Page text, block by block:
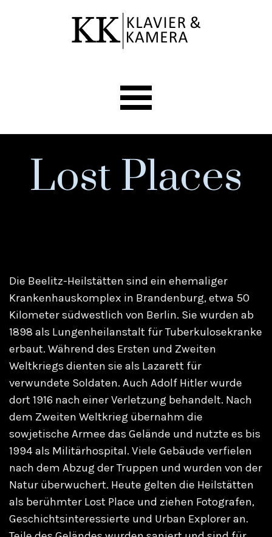
Menü überspringen
Lost Places
Die Beelitz-Heilstätten sind ein ehemaliger
Krankenhauskomplex in Brandenburg, etwa 50
Kilometer südwestlich von Berlin. Sie wurden ab
1898 als Lungenheilanstalt für Tuberkulosekranke
erbaut. Während des Ersten und Zweiten
Weltkriegs dienten sie als Lazarett für
verwundete Soldaten. Auch Adolf Hitler wurde
dort 1916 nach einer Verletzung behandelt. Nach
dem Zweiten Weltkrieg übernahm die
sowjetische Armee das Gelände und nutzte es bis
1994 als Militärhospital. Viele Gebäude verfielen
nach dem Abzug der Truppen und wurden von der
Natur überwuchert. Heute gelten die Heilstätten
als berühmter Lost Place und ziehen Fotografen,
Geschichtsinteressierte und Urban Explorer an.